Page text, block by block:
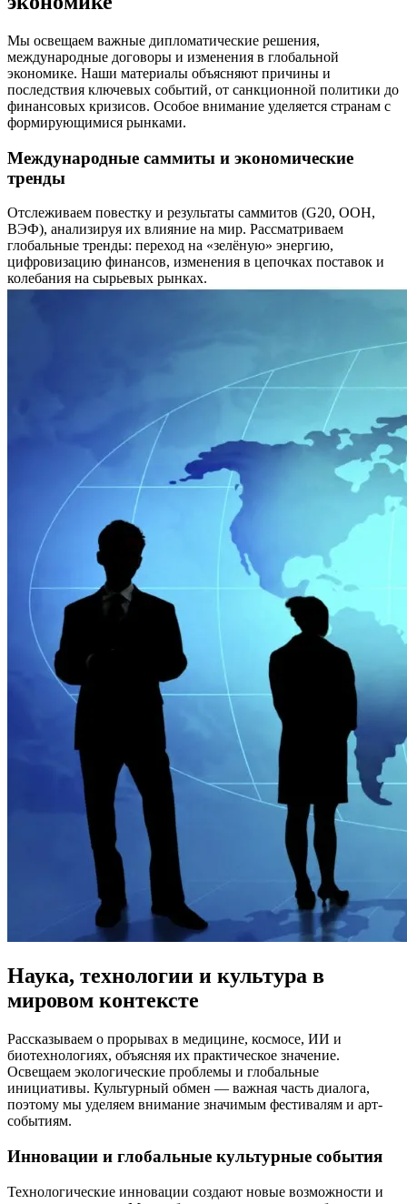
Мы освещаем важные дипломатические решения,
международные договоры и изменения в глобальной
экономике. Наши материалы объясняют причины и
последствия ключевых событий, от санкционной политики до
финансовых кризисов. Особое внимание уделяется странам с
формирующимися рынками.
Международные саммиты и экономические
тренды
Отслеживаем повестку и результаты саммитов (G20, ООН,
ВЭФ), анализируя их влияние на мир. Рассматриваем
глобальные тренды: переход на «зелёную» энергию,
цифровизацию финансов, изменения в цепочках поставок и
колебания на сырьевых рынках.
Наука, технологии и культура в
мировом контексте
Рассказываем о прорывах в медицине, космосе, ИИ и
биотехнологиях, объясняя их практическое значение.
Освещаем экологические проблемы и глобальные
инициативы. Культурный обмен — важная часть диалога,
поэтому мы уделяем внимание значимым фестивалям и арт-
событиям.
Инновации и глобальные культурные события
Технологические инновации создают новые возможности и